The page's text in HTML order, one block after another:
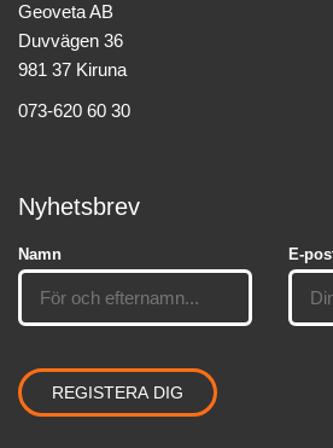
Geoveta AB
Duvvägen 36
981 37 Kiruna
073-620 60 30
Nyhetsbrev
Namn E-